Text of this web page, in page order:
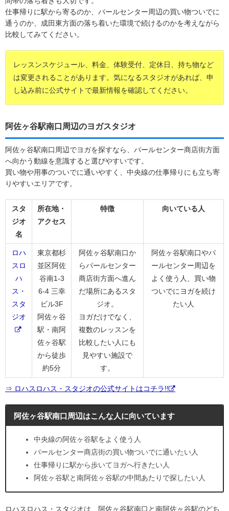
仕事帰りに駅から寄るのか、パールセンター周辺の買い物ついでに
通うのか、成田東方面の落ち着いた環境で続けるのかを考えながら
比較してみてください。
レッスンスケジュール、料金、体験受付、定休日、持ち物など
は変更されることがあります。気になるスタジオがあれば、申
し込み前に公式サイトで最新情報を確認してください。
阿佐ヶ谷駅南口周辺のヨガスタジオ
阿佐ヶ谷駅南口周辺でヨガを探すなら、パールセンター商店街方面
へ向かう動線を意識すると選びやすいです。
買い物や用事のついでに通いやすく、中央線の仕事帰りにも立ち寄
りやすいエリアです。
スタ
ジオ
名
所在地・
アクセス
特徴 向いている人
ロハ
スロ
ハ
ス・
スタ
ジオ
東京都杉
並区阿佐
谷南1-3
6-4 三幸
ビル3F
阿佐ヶ谷
駅・南阿
佐ヶ谷駅
から徒歩
約5分
阿佐ヶ谷駅南口か
らパールセンター
商店街方面へ進ん
だ場所にあるスタ
ジオ。
ヨガだけでなく、
複数のレッスンを
比較したい人にも
見やすい施設で
す。
阿佐ヶ谷駅南口やパ
ールセンター周辺を
よく使う人、買い物
ついでにヨガを続け
たい人
⇒ ロハスロハス・スタジオの公式サイトはコチラ!!
阿佐ヶ谷駅南口周辺はこんな人に向いています
中央線の阿佐ヶ谷駅をよく使う人
パールセンター商店街の買い物ついでに通いたい人
仕事帰りに駅から歩いてヨガへ行きたい人
阿佐ヶ谷駅と南阿佐ヶ谷駅の中間あたりで探したい人
ロハスロハス・スタジオは、阿佐ヶ谷駅南口と南阿佐ヶ谷駅のどち